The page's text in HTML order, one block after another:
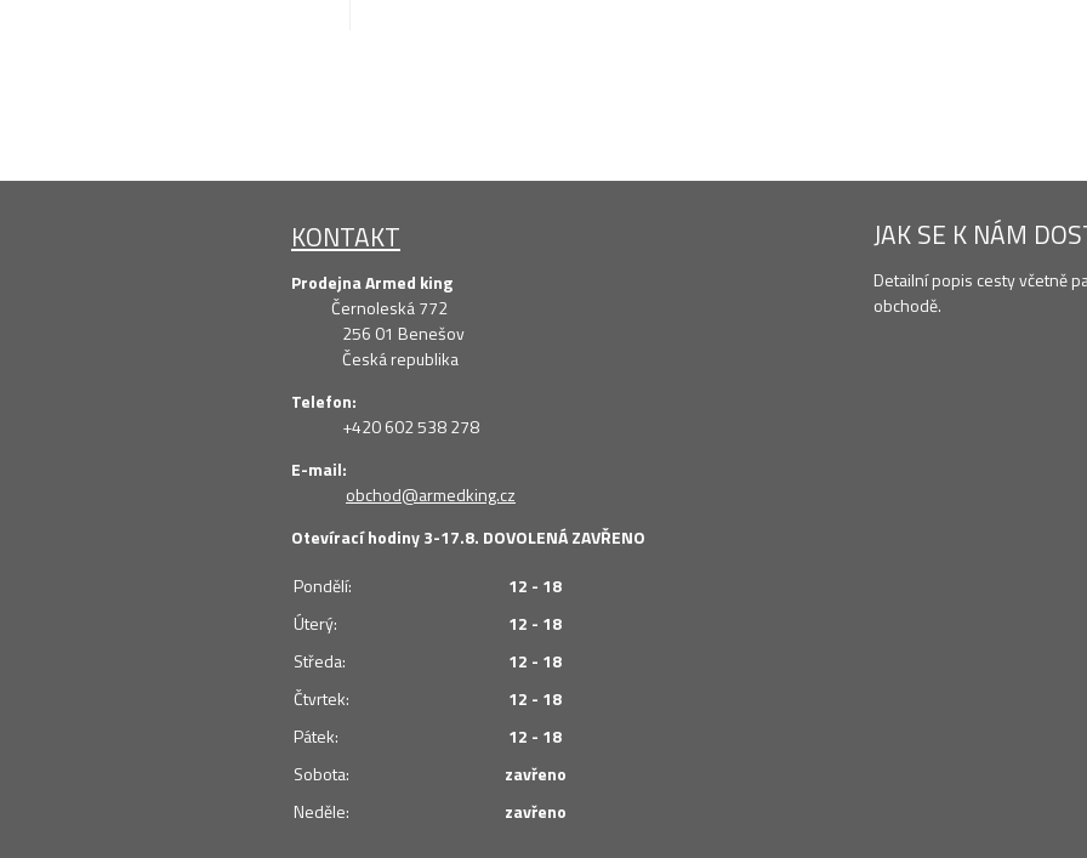
KONTAKT
Prodejna Armed king
Černoleská 772
256 01 Benešov
Česká republika
Telefon:
+420 602 538 278
E-mail:
obchod@armedking.cz
Otevírací hodiny 3-17.8. DOVOLENÁ ZAVŘENO
Pondělí:
12 - 18
Úterý:
12 - 18
Středa:
12 - 18
Čtvrtek:
12 - 18
Pátek:
12 - 18
Sobota:
zavřeno
Neděle:
zavřeno
JAK SE K NÁM
Detailní popis cesty včetně
obchodě.